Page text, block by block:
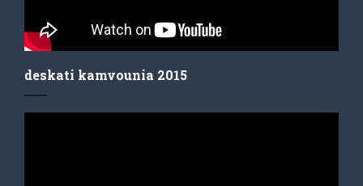
deskati kamvounia 2015